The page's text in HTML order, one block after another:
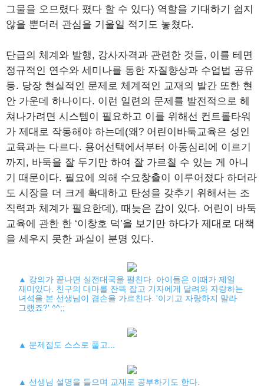
그물을 오므렸다 폈다 할 수 있다) 역할을 기대하기 쉽지
않을 뿐더러 관심을 기울일 적기도 놓쳤다.
단급의 체계와 발행, 강사자격과 관련한 것들, 이를 테면
정규적인 연수와 세미나를 통한 자질향상과 수업법 공유
등. 당장 현실적인 문제로 체계적인 교재의 발간 또한 현
안 가운데 하나이다. 이런 일련의 문제를 발전적으로 헤
쳐나가려면 시스템이 필요하고 이를 위해선 컨트롤타워
가 제대로 작동해야 하는데(왜? 어린이바둑교육은 성인
교육과는 다르다. 용어선택에서부터 아동심리에 이르기
까지, 바둑을 잘 두기만 하여 잘 가르칠 수 있는 게 아니
기 때문이다. 필요에 의해 수요창출이 이루어졌다 하더라
도 시장을 더 크게 확대하고 탄성을 갖추기 위해서는 조
직력과 체계가 필요한데), 때늦은 감이 있다. 어린이 바둑
교육에 관한 한 ‘이창호 덕’을 보기만 하다가 제대로 대책
을 세우지 못한 과실이 분명 있다.
▲ 강의가 끝나면 실전대국을 펼친다. 아이들은 이때가 제일
재미있다. 친구의 대마를 잔뜩 잡고 기자에게 달려와 자랑하는
녀석을 본 선생님이 겸손을 가르친다. '이기고 자랑하지 말라
그랬죠?' ^^;;
▲ 문제집도 스스로 풀고...
▲ 선생님 설명을 들으며 교재로 공부하기도 한다.